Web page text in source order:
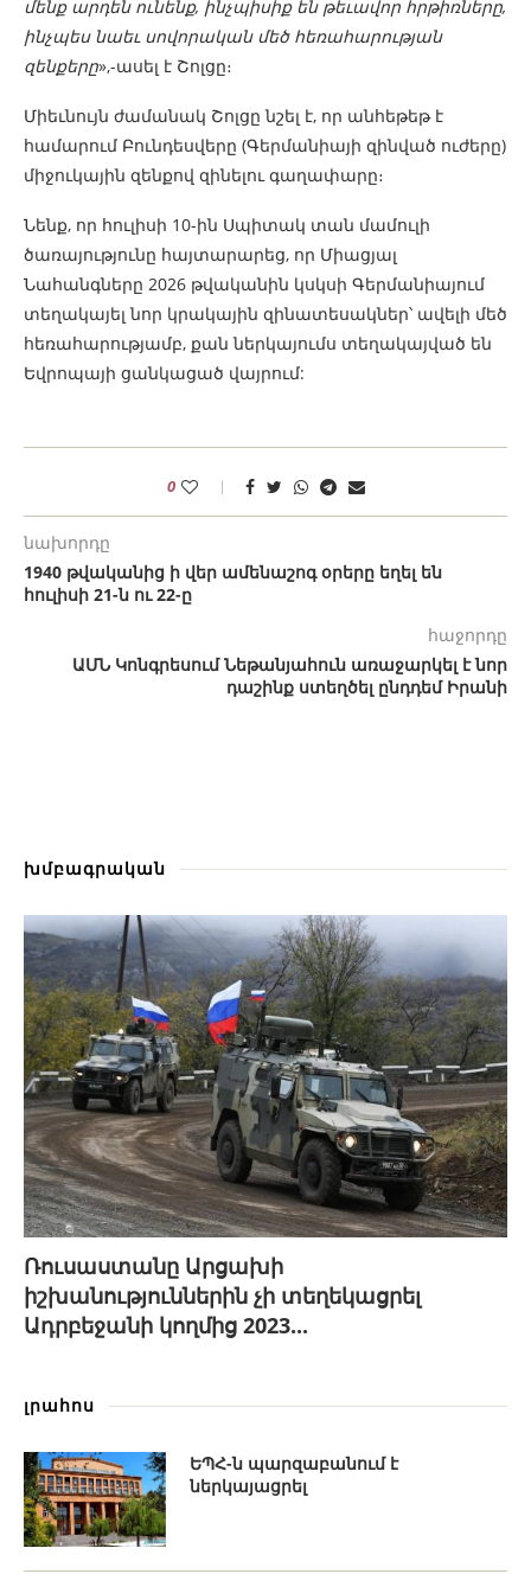
մենք արդեն ունենք, ինչպիսիք են թեւավոր հրթիռները,
ինչպես նաեւ սովորական մեծ հեռահարության
զենքերը»,-ասել է Շոլցը։
Միեւնույն ժամանակ Շոլցը նշել է, որ անհեթեթ է
համարում Բունդեսվերը (Գերմանիայի զինված ուժերը)
միջուկային զենքով զինելու գաղափարը։
Նենք, որ հուլիսի 10-ին Սպիտակ տան մամուլի
ծառայությունը հայտարարեց, որ Միացյալ
Նահանգները 2026 թվականին կսկսի Գերմանիայում
տեղակայել նոր կրակային զինատեսակներ՝ ավելի մեծ
հեռահարությամբ, քան ներկայումս տեղակայված են
Եվրոպայի ցանկացած վայրում:
0
նախորդը
1940 թվականից ի վեր ամենաշոգ օրերը եղել են
հուլիսի 21-ն ու 22-ը
հաջորդը
ԱՄՆ Կոնգրեսում Նեթանյահուն առաջարկել է նոր
դաշինք ստեղծել ընդդեմ Իրանի
խմբագրական
Ռուսաստանը Արցախի
իշխանություններին չի տեղեկացրել
Ադրբեջանի կողմից 2023...
լրահոս
ԵՊՀ-ն պարզաբանում է
ներկայացրել